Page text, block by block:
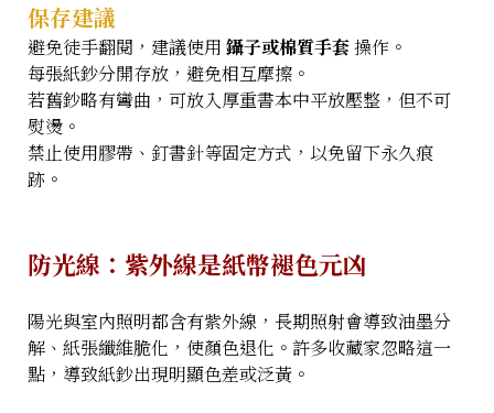
保存建議
避免徒手翻閱，建議使用鑷子或棉質手套操作。
每張紙鈔分開存放，避免相互摩擦。
若舊鈔略有彎曲，可放入厚重書本中平放壓整，但不可
熨燙。
禁止使用膠帶、釘書針等固定方式，以免留下永久痕
跡。
防光線：紫外線是紙幣褪色元凶
陽光與室內照明都含有紫外線，長期照射會導致油墨分
解、紙張纖維脆化，使顏色退化。許多收藏家忽略這一
點，導致紙鈔出現明顯色差或泛黃。